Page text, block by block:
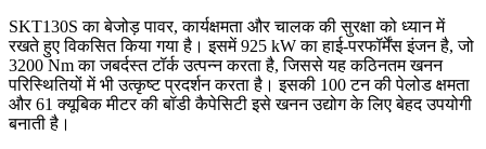
SKT130S का बेजोड़ पावर, कार्यक्षमता और चालक की सुरक्षा को ध्यान में
रखते हुए विकसित किया गया है। इसमें 925 kW का हाई-परफॉर्मेंस इंजन है, जो
3200 Nm का जबर्दस्त टॉर्क उत्पन्न करता है, जिससे यह कठिनतम खनन
परिस्थितियों में भी उत्कृष्ट प्रदर्शन करता है। इसकी 100 टन की पेलोड क्षमता
और 61 क्यूबिक मीटर की बॉडी कैपेसिटी इसे खनन उद्योग के लिए बेहद उपयोगी
बनाती है।